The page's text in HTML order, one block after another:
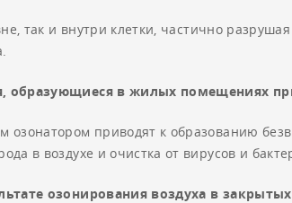
так и внутри клетки, частично
образующиеся в жилых помещениях
озонатором приводят к образованию
в воздухе и очистка от вирусов и
озонирования воздуха в